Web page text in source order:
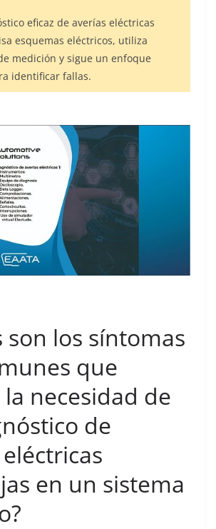
eficaz de averías eléctricas
esquemas eléctricos, utiliza
medición y sigue un enfoque
identificar fallas.
son los síntomas
que
necesidad de
de
en un sistema